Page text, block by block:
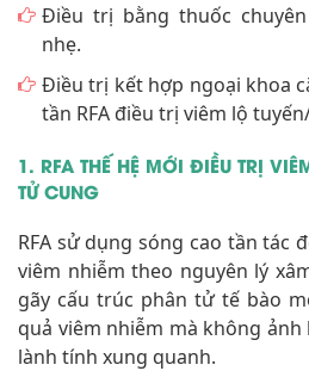
Điều trị bằng thuốc
nhẹ.
Điều trị kết hợp ngoại khoa
tần RFA điều trị viêm lộ
1. RFA THẾ HỆ MỚI ĐIỀU TRỊ
TỬ CUNG
RFA sử dụng sóng cao tần tác
viêm nhiễm theo nguyên lý
gãy cấu trúc phân tử tế bào
quả viêm nhiễm mà không
lành tính xung quanh.